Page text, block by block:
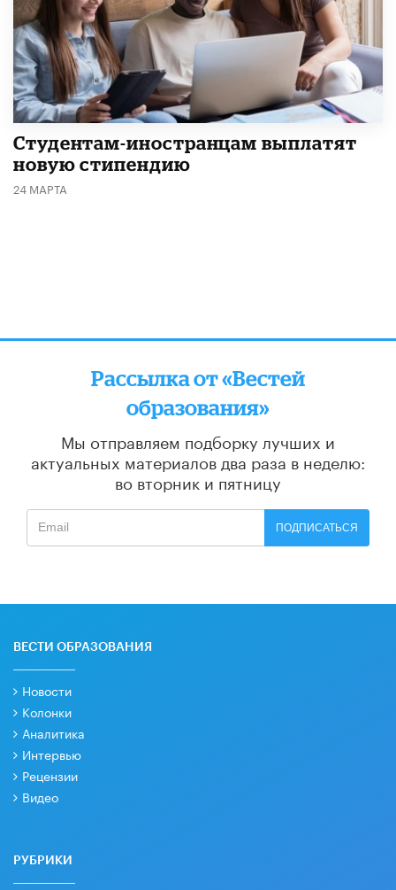
Студентам-иностранцам выплатят
новую стипендию
24 МАРТА
Рассылка от «Вестей
образования»
Мы отправляем подборку лучших и
актуальных материалов два раза в неделю:
во вторник и пятницу
ПОДПИСАТЬСЯ
ВЕСТИ ОБРАЗОВАНИЯ
Новости
Колонки
Аналитика
Интервью
Рецензии
Видео
РУБРИКИ